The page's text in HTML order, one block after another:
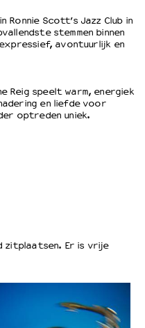
Ronnie Scott’s Jazz Club in
stemmen binnen
avontuurlijk en
Reig speelt warm, energiek
en liefde voor
optreden uniek.
zitplaatsen. Er is vrije